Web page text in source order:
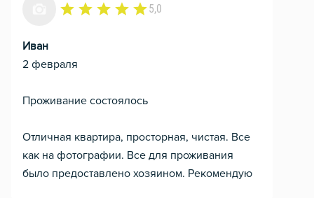
5,0
Иван
2 февраля
Проживание состоялось
Отличная квартира, просторная, чистая. Все
как на фотографии. Все для проживания
было предоставлено хозяином. Рекомендую